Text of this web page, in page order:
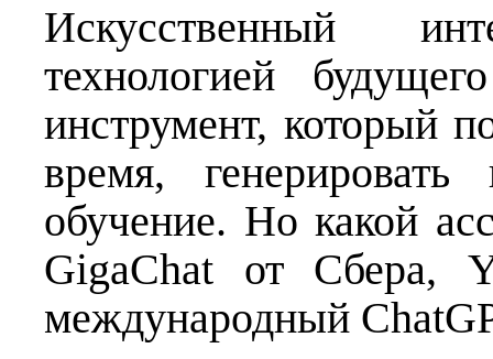
Искусственный
технологией
инструмент, который
время,
обучение. Но какой
GigaChat от Сбера,
международный